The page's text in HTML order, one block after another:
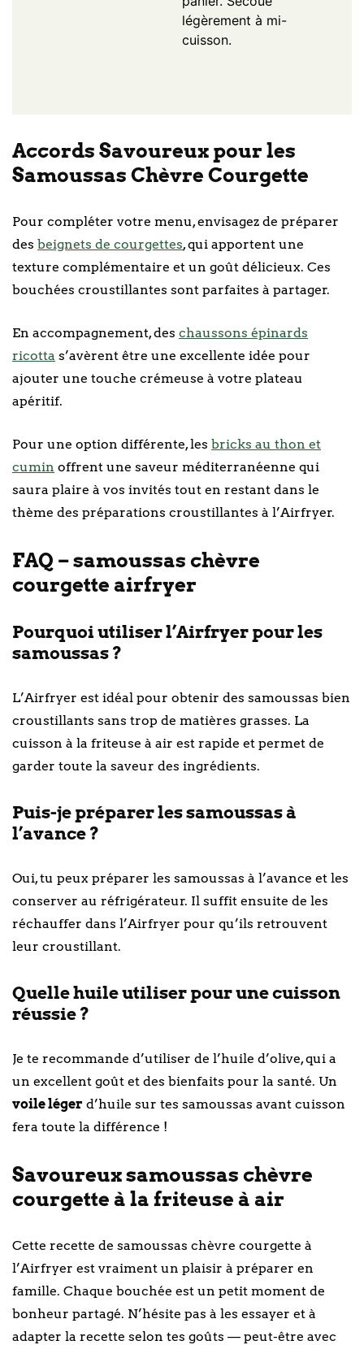
légèrement à mi-
cuisson.
Accords Savoureux pour les
Samoussas Chèvre Courgette
Pour compléter votre menu, envisagez de préparer
des beignets de courgettes, qui apportent une
texture complémentaire et un goût délicieux. Ces
bouchées croustillantes sont parfaites à partager.
En accompagnement, des chaussons épinards
ricotta s’avèrent être une excellente idée pour
ajouter une touche crémeuse à votre plateau
apéritif.
Pour une option différente, les bricks au thon et
cumin offrent une saveur méditerranéenne qui
saura plaire à vos invités tout en restant dans le
thème des préparations croustillantes à l’Airfryer.
FAQ – samoussas chèvre
courgette airfryer
Pourquoi utiliser l’Airfryer pour les
samoussas ?
L’Airfryer est idéal pour obtenir des samoussas bien
croustillants sans trop de matières grasses. La
cuisson à la friteuse à air est rapide et permet de
garder toute la saveur des ingrédients.
Puis-je préparer les samoussas à
l’avance ?
Oui, tu peux préparer les samoussas à l’avance et les
conserver au réfrigérateur. Il suffit ensuite de les
réchauffer dans l’Airfryer pour qu’ils retrouvent
leur croustillant.
Quelle huile utiliser pour une cuisson
réussie ?
Je te recommande d’utiliser de l’huile d’olive, qui a
un excellent goût et des bienfaits pour la santé. Un
voile léger d’huile sur tes samoussas avant cuisson
fera toute la différence !
Savoureux samoussas chèvre
courgette à la friteuse à air
Cette recette de samoussas chèvre courgette à
l’Airfryer est vraiment un plaisir à préparer en
famille. Chaque bouchée est un petit moment de
bonheur partagé. N’hésite pas à les essayer et à
adapter la recette selon tes goûts — peut-être avec